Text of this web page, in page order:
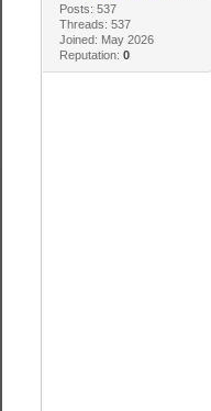
Posts: 537
Threads: 537
Joined: May 2026
Reputation: 0